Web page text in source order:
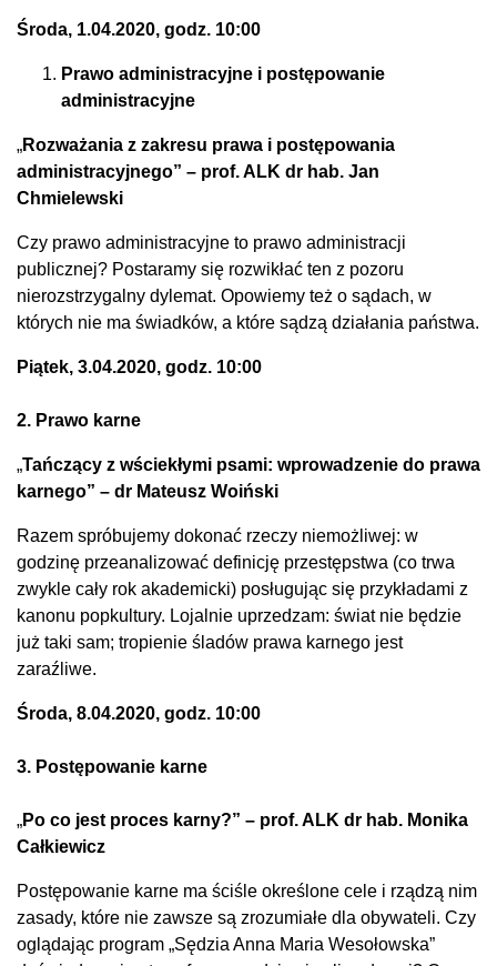
Środa, 1.04.2020, godz. 10:00
Prawo administracyjne i postępowanie
administracyjne
„Rozważania z zakresu prawa i postępowania
administracyjnego” – prof. ALK dr hab. Jan
Chmielewski
Czy prawo administracyjne to prawo administracji
publicznej? Postaramy się rozwikłać ten z pozoru
nierozstrzygalny dylemat. Opowiemy też o sądach, w
których nie ma świadków, a które sądzą działania państwa.
Piątek, 3.04.2020, godz. 10:00
2. Prawo karne
„Tańczący z wściekłymi psami: wprowadzenie do prawa
karnego” – dr Mateusz Woiński
Razem spróbujemy dokonać rzeczy niemożliwej: w
godzinę przeanalizować definicję przestępstwa (co trwa
zwykle cały rok akademicki) posługując się przykładami z
kanonu popkultury. Lojalnie uprzedzam: świat nie będzie
już taki sam; tropienie śladów prawa karnego jest
zaraźliwe.
Środa, 8.04.2020, godz. 10:00
3. Postępowanie karne
„Po co jest proces karny?” – prof. ALK dr hab. Monika
Całkiewicz
Postępowanie karne ma ściśle określone cele i rządzą nim
zasady, które nie zawsze są zrozumiałe dla obywateli. Czy
oglądając program „Sędzia Anna Maria Wesołowska”